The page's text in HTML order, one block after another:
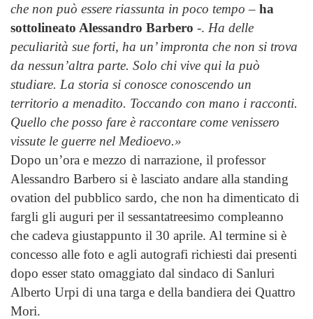
che non può essere riassunta in poco tempo – ha
sottolineato Alessandro Barbero -. Ha delle
peculiarità sue forti, ha un’ impronta che non si trova
da nessun’altra parte. Solo chi vive qui la può
studiare. La storia si conosce conoscendo un
territorio a menadito. Toccando con mano i racconti.
Quello che posso fare è raccontare come venissero
vissute le guerre nel Medioevo.»
Dopo un’ora e mezzo di narrazione, il professor
Alessandro Barbero si è lasciato andare alla standing
ovation del pubblico sardo, che non ha dimenticato di
fargli gli auguri per il sessantatreesimo compleanno
che cadeva giustappunto il 30 aprile. Al termine si è
concesso alle foto e agli autografi richiesti dai presenti
dopo esser stato omaggiato dal sindaco di Sanluri
Alberto Urpi di una targa e della bandiera dei Quattro
Mori.